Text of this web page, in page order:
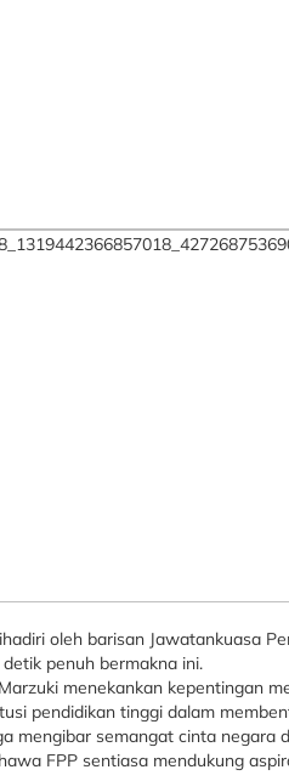
oleh barisan Jawatankuasa
penuh bermakna ini.
menekankan kepentingan
pendidikan tinggi dalam
mengibar semangat cinta negara
FPP sentiasa mendukung